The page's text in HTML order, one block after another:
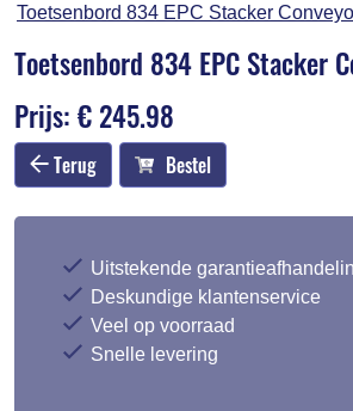
Toetsenbord 834 EPC Stacker
Toetsenbord 834 EPC Stacker
Prijs: € 245.98
Terug Bestel
Uitstekende
Deskundige klantenservice
Veel op voorraad
Snelle levering